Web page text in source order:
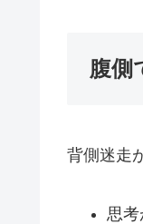
腹側
背側迷走
思